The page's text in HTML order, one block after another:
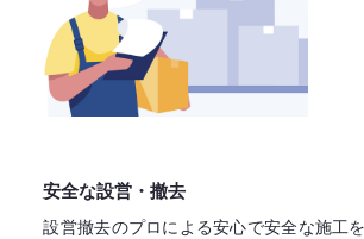
安全な設営・撤去
設営撤去のプロによる安心で安全な施工